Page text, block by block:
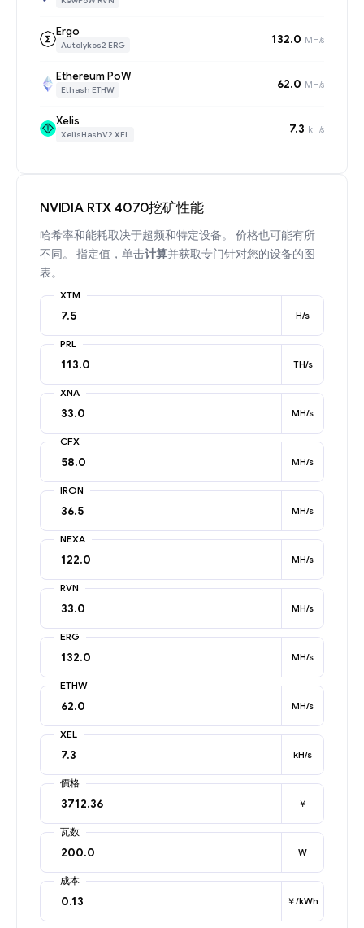
Ergo
Autolykos2 ERG 132.0 MH/s
Ethereum PoW
Ethash ETHW 62.0 MH/s
Xelis
XelisHashV2 XEL 7.3 kH/s
NVIDIA RTX 4070挖矿性能
哈希率和能耗取决于超频和特定设备。 价格也可能有所
不同。 指定值，单击计算并获取专门针对您的设备的图
表。
XTM
H/s
PRL
TH/s
XNA
MH/s
CFX
MH/s
IRON
MH/s
NEXA
MH/s
RVN
MH/s
ERG
MH/s
ETHW
MH/s
XEL
kH/s
價格
￥
瓦数
W
成本
￥/kWh